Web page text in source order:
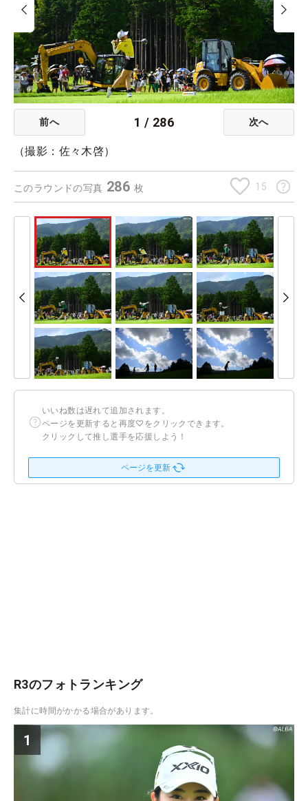
前へ 1 / 286 次へ
（撮影：佐々木啓）
このラウンドの写真 286 枚 15
いいね数は遅れて追加されます。
ページを更新すると再度♡をクリックできます。
クリックして推し選手を応援しよう！
ページを更新
R3のフォトランキング
集計に時間がかかる場合があります。
1